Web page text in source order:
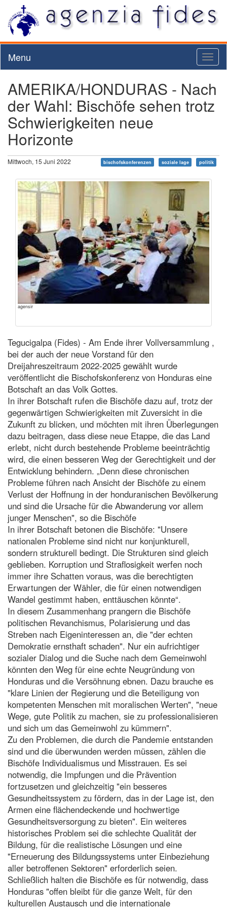
Menu
AMERIKA/HONDURAS - Nach
der Wahl: Bischöfe sehen trotz
Schwierigkeiten neue
Horizonte
Mittwoch, 15 Juni 2022 bischofskonferenzen soziale lage politik
agensir
Tegucigalpa (Fides) - Am Ende ihrer Vollversammlung ,
bei der auch der neue Vorstand für den
Dreijahreszeitraum 2022-2025 gewählt wurde
veröffentlicht die Bischofskonferenz von Honduras eine
Botschaft an das Volk Gottes.
In ihrer Botschaft rufen die Bischöfe dazu auf, trotz der
gegenwärtigen Schwierigkeiten mit Zuversicht in die
Zukunft zu blicken, und möchten mit ihren Überlegungen
dazu beitragen, dass diese neue Etappe, die das Land
erlebt, nicht durch bestehende Probleme beeinträchtig
wird, die einen besseren Weg der Gerechtigkeit und der
Entwicklung behindern. „Denn diese chronischen
Probleme führen nach Ansicht der Bischöfe zu einem
Verlust der Hoffnung in der honduranischen Bevölkerung
und sind die Ursache für die Abwanderung vor allem
junger Menschen", so die Bischöfe
In ihrer Botschaft betonen die Bischöfe: "Unsere
nationalen Probleme sind nicht nur konjunkturell,
sondern strukturell bedingt. Die Strukturen sind gleich
geblieben. Korruption und Straflosigkeit werfen noch
immer ihre Schatten voraus, was die berechtigten
Erwartungen der Wähler, die für einen notwendigen
Wandel gestimmt haben, enttäuschen könnte“.
In diesem Zusammenhang prangern die Bischöfe
politischen Revanchismus, Polarisierung und das
Streben nach Eigeninteressen an, die "der echten
Demokratie ernsthaft schaden". Nur ein aufrichtiger
sozialer Dialog und die Suche nach dem Gemeinwohl
könnten den Weg für eine echte Neugründung von
Honduras und die Versöhnung ebnen. Dazu brauche es
"klare Linien der Regierung und die Beteiligung von
kompetenten Menschen mit moralischen Werten", "neue
Wege, gute Politik zu machen, sie zu professionalisieren
und sich um das Gemeinwohl zu kümmern".
Zu den Problemen, die durch die Pandemie entstanden
sind und die überwunden werden müssen, zählen die
Bischöfe Individualismus und Misstrauen. Es sei
notwendig, die Impfungen und die Prävention
fortzusetzen und gleichzeitig "ein besseres
Gesundheitssystem zu fördern, das in der Lage ist, den
Armen eine flächendeckende und hochwertige
Gesundheitsversorgung zu bieten". Ein weiteres
historisches Problem sei die schlechte Qualität der
Bildung, für die realistische Lösungen und eine
"Erneuerung des Bildungssystems unter Einbeziehung
aller betroffenen Sektoren" erforderlich seien.
Schließlich halten die Bischöfe es für notwendig, dass
Honduras "offen bleibt für die ganze Welt, für den
kulturellen Austausch und die internationale